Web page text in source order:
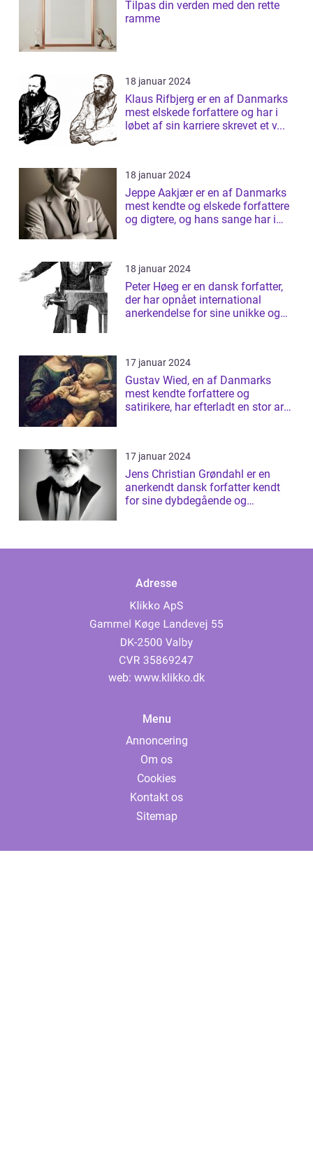
Tilpas din verden med den rette
ramme
18 januar 2024
Klaus Rifbjerg er en af Danmarks
mest elskede forfattere og har i
løbet af sin karriere skrevet et v...
18 januar 2024
Jeppe Aakjær er en af Danmarks
mest kendte og elskede forfattere
og digtere, og hans sange har i
18 januar 2024
Peter Høeg er en dansk forfatter,
der har opnået international
anerkendelse for sine unikke og
17 januar 2024
Gustav Wied, en af Danmarks
mest kendte forfattere og
satirikere, har efterladt en stor arv
17 januar 2024
Jens Christian Grøndahl er en
anerkendt dansk forfatter kendt
for sine dybdegående og
Adresse
web: www.klikko.dk
Menu
Annoncering
Om os
Cookies
Kontakt os
Sitemap